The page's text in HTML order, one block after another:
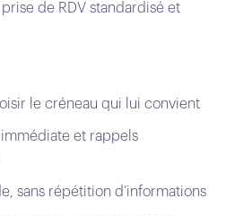
de RDV standardisé et
le créneau qui lui convient
et rappels
sans répétition d’informations